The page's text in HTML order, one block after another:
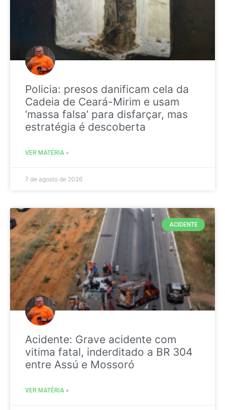
Policia: presos danificam cela da
Cadeia de Ceará-Mirim e usam
‘massa falsa’ para disfarçar, mas
estratégia é descoberta
VER MATÉRIA »
7 de agosto de 2026
ACIDENTE
Acidente: Grave acidente com
vitima fatal, inderditado a BR 304
entre Assú e Mossoró
VER MATÉRIA »